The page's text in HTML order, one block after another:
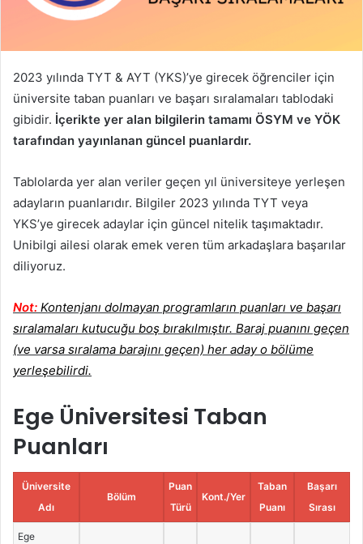
2023 yılında TYT & AYT (YKS)’ye girecek öğrenciler için
üniversite taban puanları ve başarı sıralamaları tablodaki
gibidir. İçerikte yer alan bilgilerin tamamı ÖSYM ve YÖK
tarafından yayınlanan güncel puanlardır.
Tablolarda yer alan veriler geçen yıl üniversiteye yerleşen
adayların puanlarıdır. Bilgiler 2023 yılında TYT veya
YKS’ye girecek adaylar için güncel nitelik taşımaktadır.
Unibilgi ailesi olarak emek veren tüm arkadaşlara başarılar
diliyoruz.
Not: Kontenjanı dolmayan programların puanları ve başarı
sıralamaları kutucuğu boş bırakılmıştır. Baraj puanını geçen
(ve varsa sıralama barajını geçen) her aday o bölüme
yerleşebilirdi.
Ege Üniversitesi Taban
Puanları
Üniversite
Adı
Bölüm
Puan
Türü
Kont./Yer
Taban
Puanı
Başarı
Sırası
Ege